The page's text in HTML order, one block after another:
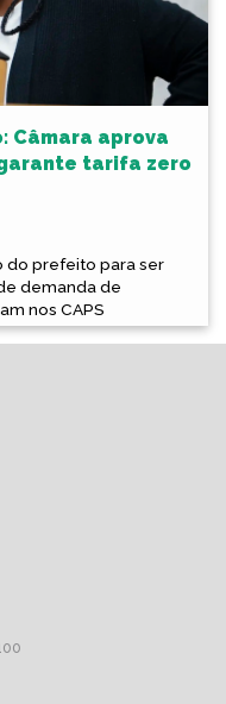
Câmara aprova
tarifa zero
do prefeito para ser
demanda de
nos CAPS